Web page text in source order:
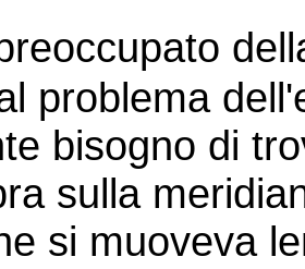
problema
bisogno di
sulla
si muoveva